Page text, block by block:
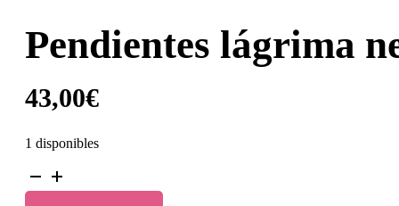
Pendientes lágrima
43,00€
1 disponibles
Pendientes
lágrima